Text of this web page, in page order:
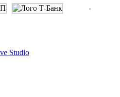
Studio